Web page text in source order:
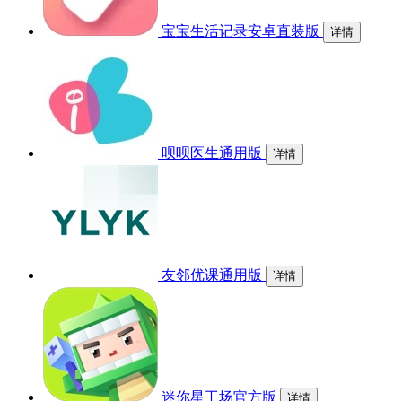
宝宝生活记录安卓直装版 详情
呗呗医生通用版 详情
友邻优课通用版 详情
迷你星工场官方版 详情